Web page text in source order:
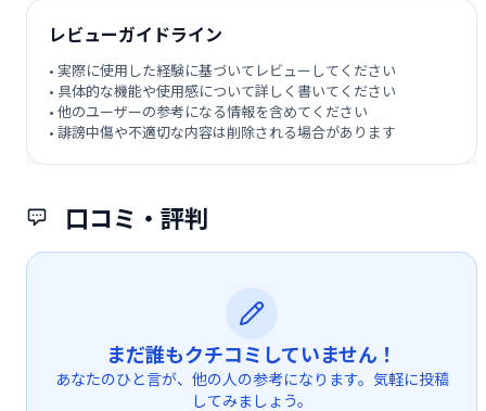
口コミ・評判
まだ誰もクチコミしていません！
あなたのひと言が、他の人の参考になります。気軽に投稿
してみましょう。
レビューガイドライン
• 実際に使用した経験に基づいてレビューしてください
• 具体的な機能や使用感について詳しく書いてください
• 他のユーザーの参考になる情報を含めてください
• 誹謗中傷や不適切な内容は削除される場合があります